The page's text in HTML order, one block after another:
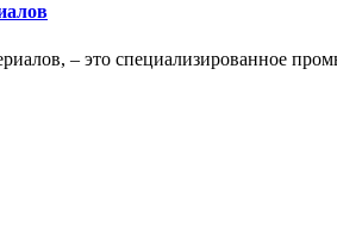
– это специализированное